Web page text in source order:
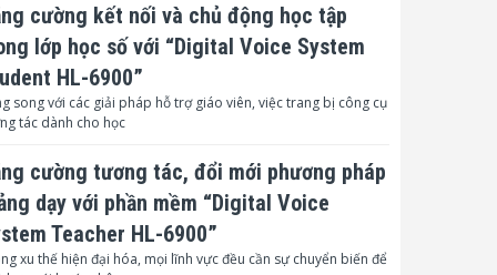
Trọng lượng bao bì (Kg) :
nghệ:
hành:
1 năm thân máy & 7 năm
cường kết nối và chủ động học tập
lớp học số với “Digital Voice System
HL-6900”
song với các giải pháp hỗ trợ giáo viên, việc trang bị công cụ
tác dành cho học
cường tương tác, đổi mới phương pháp
dạy với phần mềm “Digital Voice
Teacher HL-6900”
xu thế hiện đại hóa, mọi lĩnh vực đều cần sự chuyển biến để